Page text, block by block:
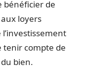
bénéficier de
loyers
tenir compte de
bien.